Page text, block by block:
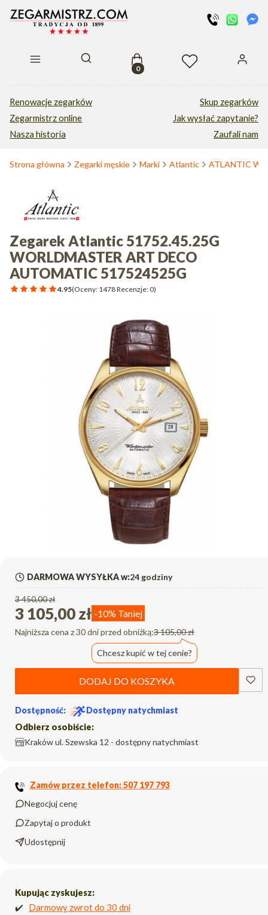
Otwórz wyszukiwarkęProdukty w koszyku: 0. Zobacz
Renowacje zegarków
Zegarmistrz online
Nasza historia
Skup zegarków
Jak wysłać zapytanie?
Zaufali nam
Strona główna Zegarki męskie Marki Atlantic ATLANTIC
Zegarek Atlantic 51752.45.25G
WORLDMASTER ART DECO
AUTOMATIC 517524525G
4.95(Oceny: 1478 Recenzje: 0)
DARMOWA WYSYŁKA w:24 godziny
3 450,00 zł
3 105,00 zł -10% Taniej
Najniższa cena z 30 dni przed obniżką:3 105,00 zł
Chcesz kupić w tej cenie?
DODAJ DO KOSZYKA
Dostępność:
Dostępny natychmiast
Odbierz osobiście:
Kraków ul. Szewska 12 - dostępny natychmiast
Zamów przez telefon: 507 197 793
Negocjuj cenę
Zapytaj o produkt
Udostępnij
Kupując zyskujesz:
✔️ Darmowy zwrot do 30 dni